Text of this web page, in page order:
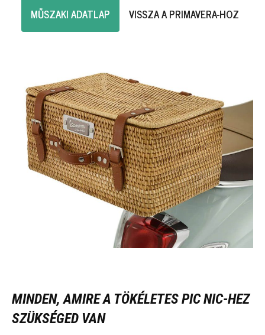
MŰSZAKI ADATLAP VISSZA A PRIMAVERA-HOZ
MINDEN, AMIRE A TÖKÉLETES PIC NIC-HEZ
SZÜKSÉGED VAN